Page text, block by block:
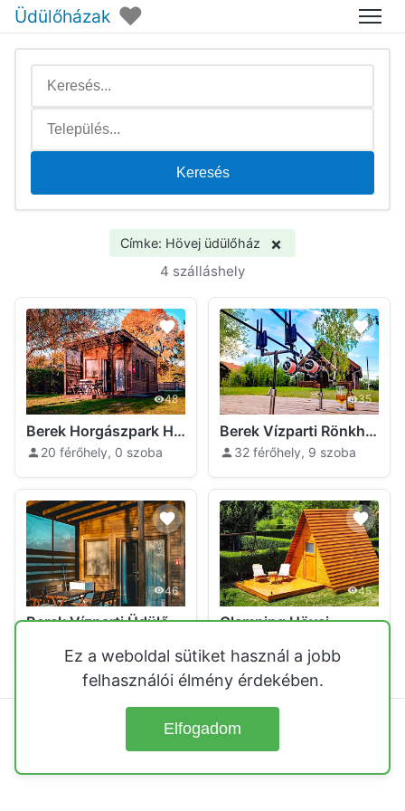
Üdülőházak ♥ Menü
Keresés
Címke: Hövej üdülőház ×
4 szálláshely
48
Berek Horgászpark Hövej
20 férőhely, 0 szoba
35
Berek Vízparti Rönkház Szaunával Hövej
32 férőhely, 9 szoba
46
Berek Vízparti Üdülőházak Hövej
45
Glamping Hövej
Ez a weboldal sütiket használ a jobb
felhasználói élmény érdekében.
Elfogadom